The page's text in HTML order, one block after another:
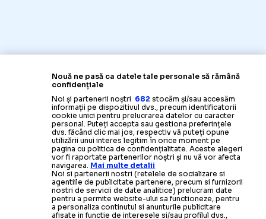
Nouă ne pasă ca datele tale personale să rămână
confidențiale
Noi și partenerii noștri 682 stocăm și/sau accesăm
informații pe dispozitivul dvs., precum identificatorii
cookie unici pentru prelucrarea datelor cu caracter
personal. Puteți accepta sau gestiona preferințele
dvs. făcând clic mai jos, respectiv vă puteți opune
utilizării unui interes legitim în orice moment pe
pagina cu politica de confidențialitate. Aceste alegeri
vor fi raportate partenerilor noștri și nu vă vor afecta
navigarea. Mai multe detalii
Noi si partenerii nostri (retelele de socializare si
agentiile de publicitate partenere, precum si furnizorii
nostri de servicii de date analitice) prelucram date
pentru a permite website-ului sa functioneze, pentru
a personaliza continutul si anunturile publicitare
afisate in functie de interesele si/sau profilul dvs.,